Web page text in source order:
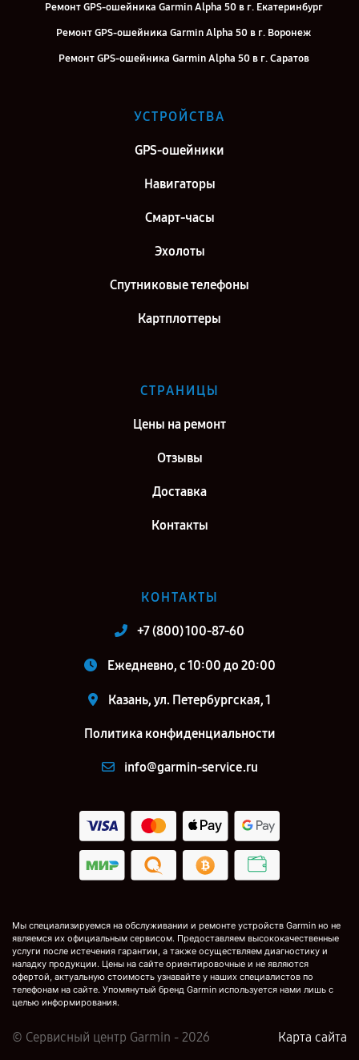
Ремонт GPS-ошейника Garmin Alpha 50 в г. Екатеринбург
Ремонт GPS-ошейника Garmin Alpha 50 в г. Воронеж
Ремонт GPS-ошейника Garmin Alpha 50 в г. Саратов
Ремонт GPS-ошейника Garmin Alpha 50 в г. Киров
УСТРОЙСТВА
GPS-ошейники
Навигаторы
Смарт-часы
Эхолоты
Спутниковые телефоны
Картплоттеры
СТРАНИЦЫ
Цены на ремонт
Отзывы
Доставка
Контакты
КОНТАКТЫ
+7 (800) 100-87-60
Ежедневно, с 10:00 до 20:00
Казань, ул. Петербургская, 1
Политика конфиденциальности
info@garmin-service.ru
Мы специализируемся на обслуживании и ремонте устройств Garmin но не
являемся их официальным сервисом. Предоставляем высококачественные
услуги после истечения гарантии, а также осуществляем диагностику и
наладку продукции. Цены на сайте ориентировочные и не являются
офертой, актуальную стоимость узнавайте у наших специалистов по
телефонам на сайте. Упомянутый бренд Garmin используется нами лишь с
целью информирования.
© Сервисный центр Garmin - 2026 Карта сайта